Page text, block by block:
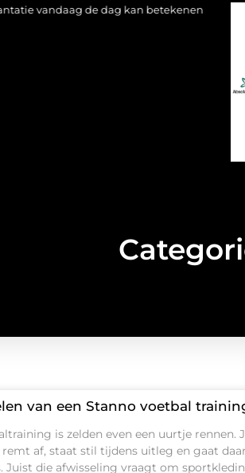
de dag kan betekenen Voordelen van
van een Stanno voetbal
is zelden even een uurtje rennen.
af, staat stil tijdens uitleg en gaat
Juist die afwisseling vraagt om